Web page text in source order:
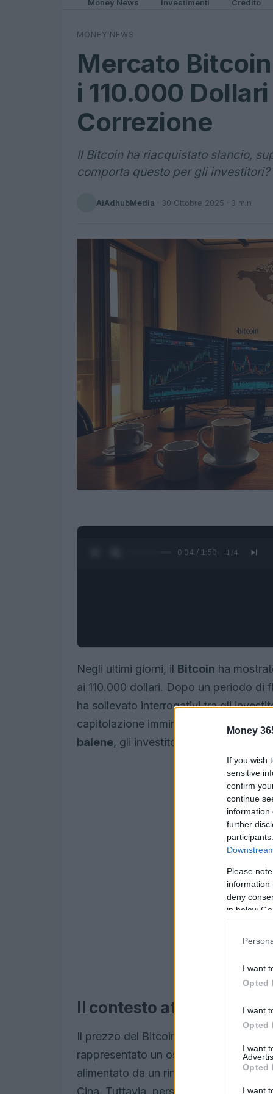
Money
If you wish
sensitive
confirm
continue
information
further
Please
information
deny
in below
I want
Opted
I want
Opted
I want
Opted
I want
Money News Investimenti Credito
MONEY NEWS
Mercato
i 110.000
Correzione
Il Bitcoin ha riacquistato slancio,
comporta questo per gli investitori?
AiAdhubMedia · 30 Ottobre 2025 · 3 min
0:05 / 1:50 1 /4
Negli ultimi giorni, il Bitcoin ha
ai 110.000 dollari. Dopo un periodo di
ha sollevato interrogativi tra gli
capitolazione imminente? La risposta
balene, gli investitori con capitali
Il contesto attuale del
Il prezzo del Bitcoin ha recentemente
rappresentato un ostacolo
alimentato da un rinnovato ottimismo